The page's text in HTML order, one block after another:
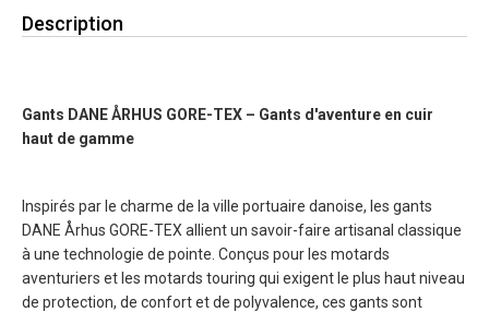
Description
Gants DANE ÅRHUS GORE-TEX – Gants d'aventure en cuir
haut de gamme
Inspirés par le charme de la ville portuaire danoise, les gants
DANE Århus GORE-TEX allient un savoir-faire artisanal classique
à une technologie de pointe. Conçus pour les motards
aventuriers et les motards touring qui exigent le plus haut niveau
de protection, de confort et de polyvalence, ces gants sont